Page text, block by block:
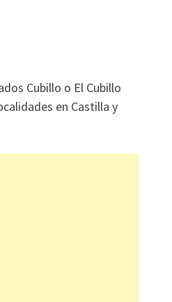
Cubillo o El Cubillo
en Castilla y